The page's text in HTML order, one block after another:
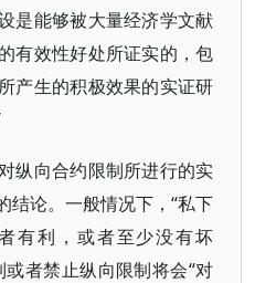
是能够被大量经济学文献
有效性好处所证实的，包
产生的积极效果的实证研
纵向合约限制所进行的实
结论。一般情况下，“私下
有利，或者至少没有坏
者禁止纵向限制将会“对